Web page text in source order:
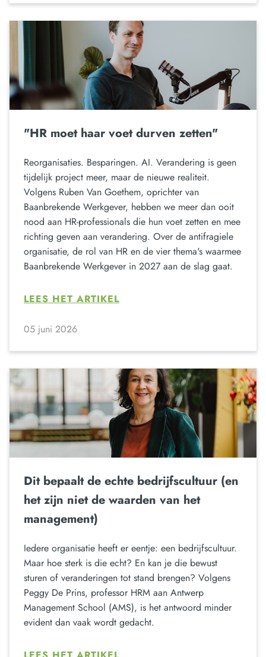
"HR moet haar voet durven zetten"
Reorganisaties. Besparingen. AI. Verandering is geen
tijdelijk project meer, maar de nieuwe realiteit.
Volgens Ruben Van Goethem, oprichter van
Baanbrekende Werkgever, hebben we meer dan ooit
nood aan HR-professionals die hun voet zetten en mee
richting geven aan verandering. Over de antifragiele
organisatie, de rol van HR en de vier thema's waarmee
Baanbrekende Werkgever in 2027 aan de slag gaat.
LEES HET ARTIKEL
05 juni 2026
Dit bepaalt de echte bedrijfscultuur (en
het zijn niet de waarden van het
management)
Iedere organisatie heeft er eentje: een bedrijfscultuur.
Maar hoe sterk is die echt? En kan je die bewust
sturen of veranderingen tot stand brengen? Volgens
Peggy De Prins, professor HRM aan Antwerp
Management School (AMS), is het antwoord minder
evident dan vaak wordt gedacht.